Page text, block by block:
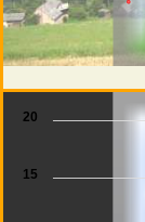
15
20